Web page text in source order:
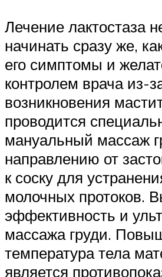
Лечение лактостаза
начинать сразу же,
его симптомы и
контролем врача из-
возникновения
проводится
мануальный массаж
направлению от
к соску для
молочных протоков.
эффективность и
массажа груди.
температура тела
является